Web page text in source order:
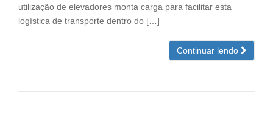
utilização de elevadores monta carga para facilitar esta
logística de transporte dentro do […]
Continuar lendo